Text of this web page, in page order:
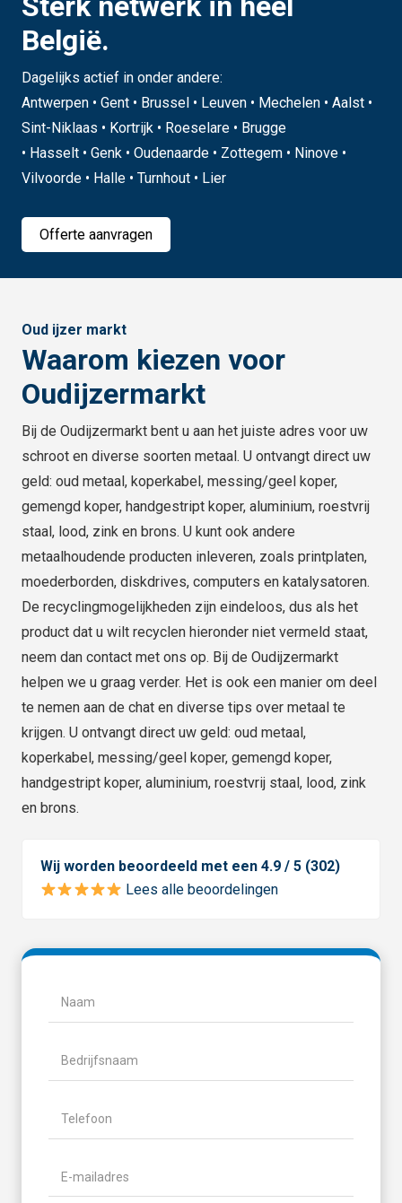
België.
Dagelijks actief in onder andere:
Antwerpen • Gent • Brussel • Leuven • Mechelen • Aalst •
Sint-Niklaas • Kortrijk • Roeselare • Brugge
• Hasselt • Genk • Oudenaarde • Zottegem • Ninove •
Vilvoorde • Halle • Turnhout • Lier
Offerte aanvragen
Oud ijzer markt
Waarom kiezen voor
Oudijzermarkt
Bij de Oudijzermarkt bent u aan het juiste adres voor uw
schroot en diverse soorten metaal. U ontvangt direct uw
geld: oud metaal, koperkabel, messing/geel koper,
gemengd koper, handgestript koper, aluminium, roestvrij
staal, lood, zink en brons. U kunt ook andere
metaalhoudende producten inleveren, zoals printplaten,
moederborden, diskdrives, computers en katalysatoren.
De recyclingmogelijkheden zijn eindeloos, dus als het
product dat u wilt recyclen hieronder niet vermeld staat,
neem dan contact met ons op. Bij de Oudijzermarkt
helpen we u graag verder. Het is ook een manier om deel
te nemen aan de chat en diverse tips over metaal te
krijgen. U ontvangt direct uw geld: oud metaal,
koperkabel, messing/geel koper, gemengd koper,
handgestript koper, aluminium, roestvrij staal, lood, zink
en brons.
Wij worden beoordeeld met een 4.9 / 5 (302)
Lees alle beoordelingen
Naam
Bedrijfsnaam
Telefoon
mailadres(Vereist)